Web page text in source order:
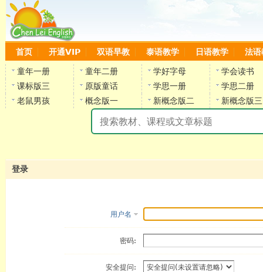
首页 开通VIP 双语早教 泰语教学 日语教学 法语
童年一册 童年二册 学好字母
学会读书
课标版三
原版童话 学思一册
学思二册
老鼠男孩
概念版一 新概念版二 新概念版三
登录
用户名
密码:
安全提问: